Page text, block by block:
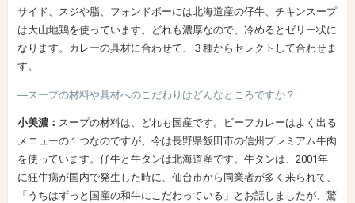
サイド、スジや脂、フォンドボーには北海道産の仔牛、チキンスープ
は大山地鶏を使っています。どれも濃厚なので、冷めるとゼリー状に
なります。カレーの具材に合わせて、３種からセレクトして合わせま
す。
―スープの材料や具材へのこだわりはどんなところですか？
小美濃： スープの材料は、どれも国産です。ビーフカレーはよく出る
メニューの１つなのですが、今は長野県飯田市の信州プレミアム牛肉
を使っています。仔牛と牛タンは北海道産です。牛タンは、2001年
に狂牛病が国内で発生した時に、仙台市から同業者が多く来られて、
「うちはずっと国産の和牛にこだわっている」とお話しましたが、驚